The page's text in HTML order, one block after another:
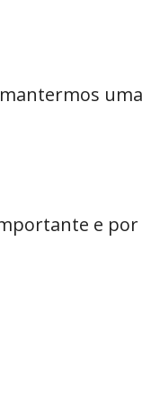
e por